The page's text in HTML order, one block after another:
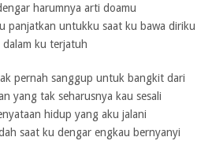
harumnya arti doamu
panjatkan untukku saat ku bawa diriku
dalam ku terjatuh
pernah sanggup untuk bangkit dari
yang tak seharusnya kau sesali
hidup yang aku jalani
saat ku dengar engkau bernyanyi